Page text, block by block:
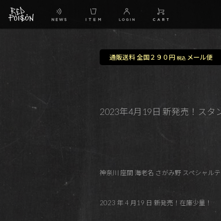
通販送料 全国２９０円 税込メール便
2023年4月19日 新発売！スタ
神奈川 座間 海老名 さがみ野 スペシャル
2023 年 4 月19 日 新発売！在庫少量！